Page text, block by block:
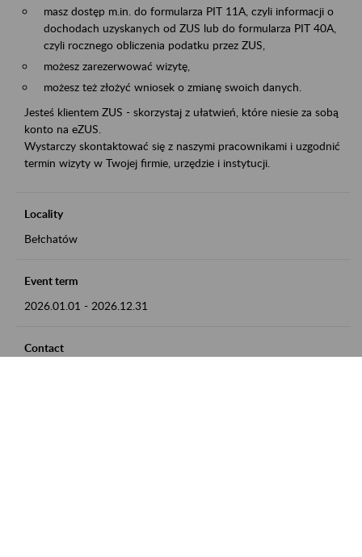
masz dostęp m.in. do formularza PIT 11A, czyli informacji o
dochodach uzyskanych od ZUS lub do formularza PIT 40A,
czyli rocznego obliczenia podatku przez ZUS,
możesz zarezerwować wizytę,
możesz też złożyć wniosek o zmianę swoich danych.
Jesteś klientem ZUS - skorzystaj z ułatwień, które niesie za sobą
konto na eZUS.
Wystarczy skontaktować się z naszymi pracownikami i uzgodnić
termin wizyty w Twojej firmie, urzędzie i instytucji.
Locality
Bełchatów
Event term
2026.01.01 - 2026.12.31
Contact